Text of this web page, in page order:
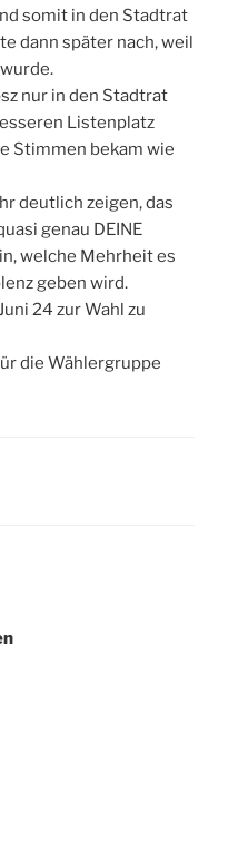
somit in den Stadtrat
dann später nach, weil
nur in den Stadtrat
Listenplatz
Stimmen bekam wie
deutlich zeigen, das
genau DEINE
welche Mehrheit es
geben wird.
24 zur Wahl zu
die Wählergruppe